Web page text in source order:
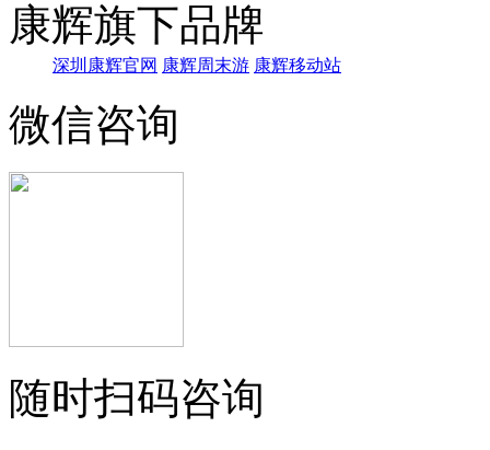
康辉旗下品牌
深圳康辉官网 康辉周末游 康辉移动站
微信咨询
随时扫码咨询